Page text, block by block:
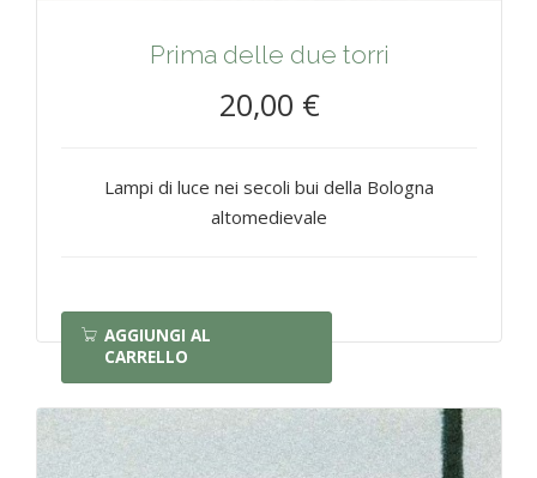
Prima delle due torri
20,00 €
Lampi di luce nei secoli bui della Bologna
altomedievale
AGGIUNGI AL
CARRELLO